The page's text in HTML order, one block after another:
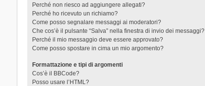
Perché non riesco ad aggiungere allegati?
Perché ho ricevuto un richiamo?
Come posso segnalare messaggi ai moderatori?
Che cos’è il pulsante “Salva” nella finestra di invio dei messaggi?
Perché il mio messaggio deve essere approvato?
Come posso spostare in cima un mio argomento?
Formattazione e tipi di argomenti
Cos’è il BBCode?
Posso usare l’HTML?